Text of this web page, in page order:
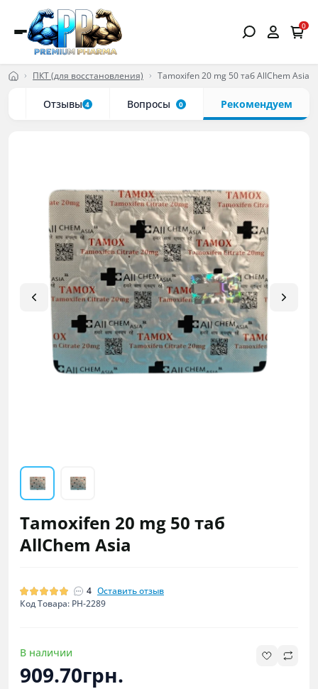
0
ПКТ (для восстановления) Tamoxifen 20 mg 50 таб AllChem Asia
Отзывы 4 Вопросы 0 Рекомендуем
Tamoxifen 20 mg 50 таб
AllChem Asia
4 Оставить отзыв
Код Товара: PH-2289
В наличии
909.70грн.